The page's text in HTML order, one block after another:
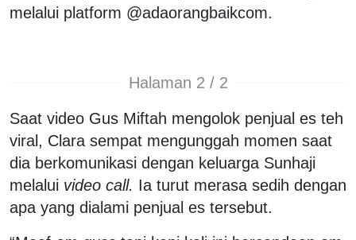
melalui platform @adaorangbaikcom.
Halaman 2 / 2
Saat video Gus Miftah mengolok penjual es teh
viral, Clara sempat mengunggah momen saat
dia berkomunikasi dengan keluarga Sunhaji
melalui video call. Ia turut merasa sedih dengan
apa yang dialami penjual es tersebut.